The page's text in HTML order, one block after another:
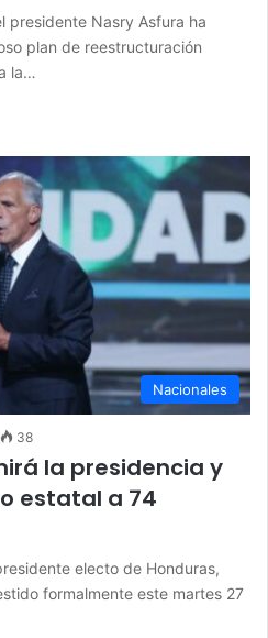
presidente Nasry Asfura ha
plan de reestructuración
la…
Nacionales
38
la presidencia y
estatal a 74
electo de Honduras,
formalmente este martes 27